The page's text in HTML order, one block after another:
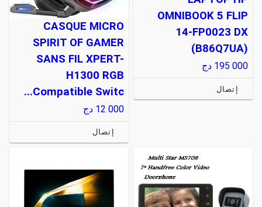
OMNIBOOK 5 FLIP
14-FP0023 DX
(B86Q7UA)
195 000 دج
إتصال
CASQUE MICRO
SPIRIT OF GAMER
SANS FIL XPERT-
H1300 RGB
Compatible Switc...
12 000 دج
إتصال